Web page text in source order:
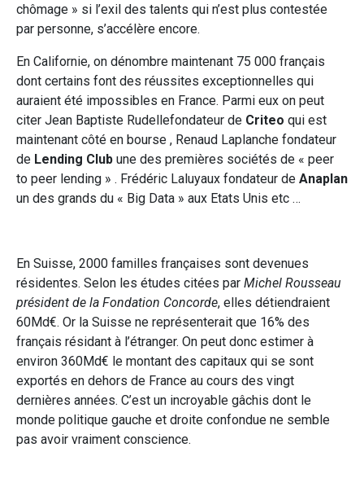
chômage » si l’exil des talents qui n’est plus contestée
par personne, s’accélère encore.
En Californie, on dénombre maintenant 75 000 français
dont certains font des réussites exceptionnelles qui
auraient été impossibles en France. Parmi eux on peut
citer Jean Baptiste Rudellefondateur de Criteo qui est
maintenant côté en bourse , Renaud Laplanche fondateur
de Lending Club une des premières sociétés de « peer
to peer lending » . Frédéric Laluyaux fondateur de Anaplan
un des grands du « Big Data » aux Etats Unis etc …
En Suisse, 2000 familles françaises sont devenues
résidentes. Selon les études citées par Michel Rousseau
président de la Fondation Concorde, elles détiendraient
60Md€. Or la Suisse ne représenterait que 16% des
français résidant à l’étranger. On peut donc estimer à
environ 360Md€ le montant des capitaux qui se sont
exportés en dehors de France au cours des vingt
dernières années. C’est un incroyable gâchis dont le
monde politique gauche et droite confondue ne semble
pas avoir vraiment conscience.